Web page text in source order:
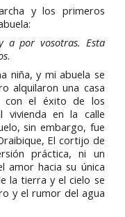
y los primeros
a por vosotras. Esta
.
niña, y mi abuela se
alquilaron una casa
con el éxito de los
vivienda en la calle
sin embargo, fue
El cortijo de
práctica, ni un
amor hacia su única
la tierra y el cielo se
y el rumor del agua